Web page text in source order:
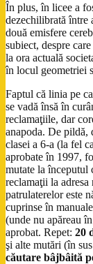
În plus, în licee a
dezechilibrată între
două emisfere
subiect, despre
la ora actuală
în locul geometriei
Faptul că linia pe
se vadă însă în
reclamaţiile, dar
anapoda. De pildă,
clasei a 6-a (la fel
aprobate în 1997,
mutate la începutul
reclamaţii la
patrulaterelor este
cuprinse în
(unde nu apăreau
aprobat. Repet: 20
şi alte mutări (în
căutare bâjbâită